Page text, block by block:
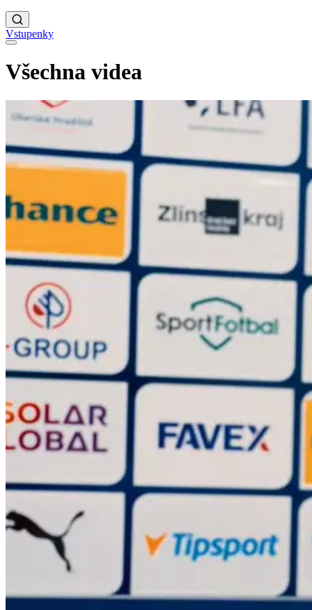
Vstupenky
Všechna videa